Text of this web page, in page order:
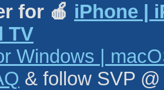
for 🍎 iPhone |
TV
Windows |
& follow SVP